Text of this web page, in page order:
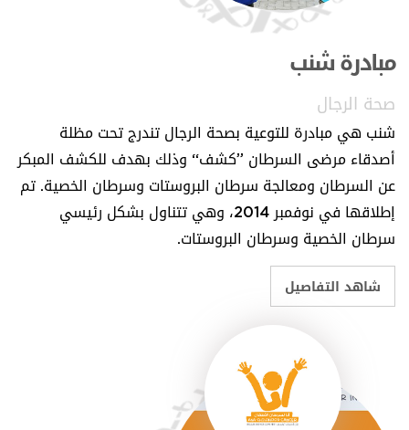
صحة الرجال">
مبادرة شنب
صحة الرجال
شنب هي مبادرة للتوعية بصحة الرجال تندرج تحت مظلة
أصدقاء مرضى السرطان ”كشف“ وذلك بهدف للكشف المبكر
عن السرطان ومعالجة سرطان البروستات وسرطان الخصية. تم
إطلاقها في نوفمبر 2014، وهي تتناول بشكل رئيسي
سرطان الخصية وسرطان البروستات.
شاهد التفاصيل